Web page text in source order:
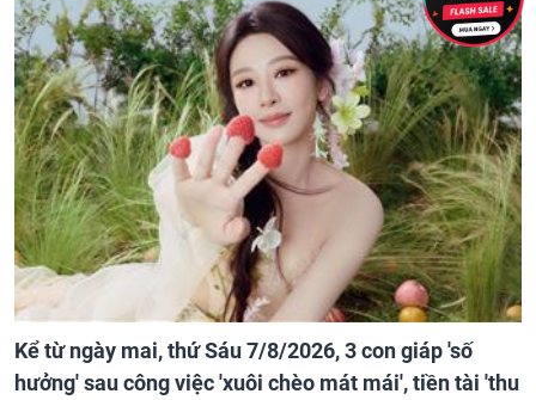
Kể từ ngày mai, thứ Sáu 7/8/2026, 3 con giáp 'số
hưởng' sau công việc 'xuôi chèo mát mái', tiền tài 'thu